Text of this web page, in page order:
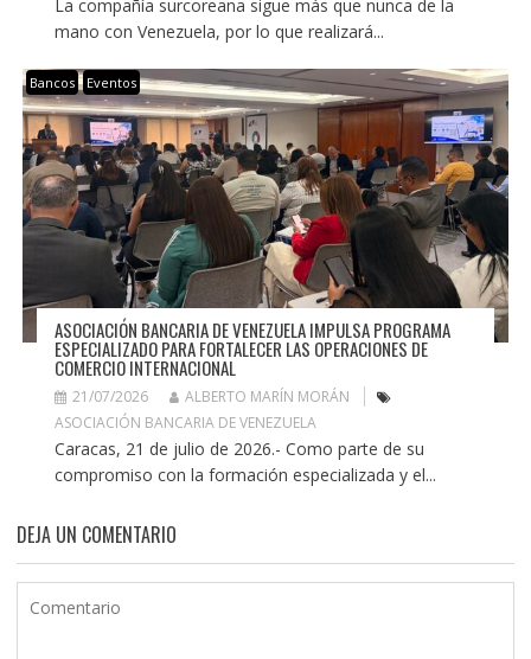
La compañía surcoreana sigue más que nunca de la
mano con Venezuela, por lo que realizará...
Bancos Eventos
ASOCIACIÓN BANCARIA DE VENEZUELA IMPULSA PROGRAMA
ESPECIALIZADO PARA FORTALECER LAS OPERACIONES DE
COMERCIO INTERNACIONAL
21/07/2026
ALBERTO MARÍN MORÁN
ASOCIACIÓN BANCARIA DE VENEZUELA
Caracas, 21 de julio de 2026.- Como parte de su
compromiso con la formación especializada y el...
DEJA UN COMENTARIO